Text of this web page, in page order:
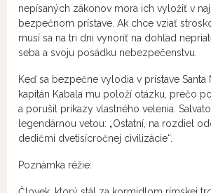
nepísaných zákonov mora ich vyložiť v
bezpečnom prístave. Ak chce vziať
musí sa na tri dni vynoriť na dohľad
seba a svoju posádku nebezpečenstvu.
Keď sa bezpečne vylodia v prístave Santa
kapitán Kabala mu položí otázku, prečo
a porušil príkazy vlastného velenia.
legendárnou vetou: „Ostatní, na rozdiel
dedičmi dvetisícročnej civilizácie“.
Poznámka réžie: